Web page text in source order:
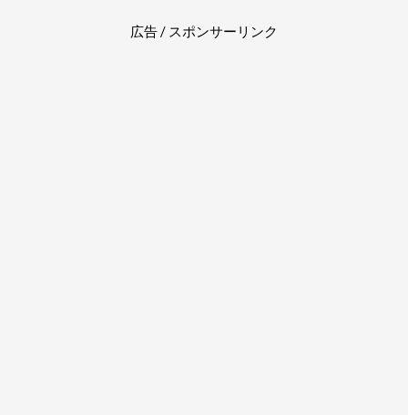
広告 / スポンサーリンク